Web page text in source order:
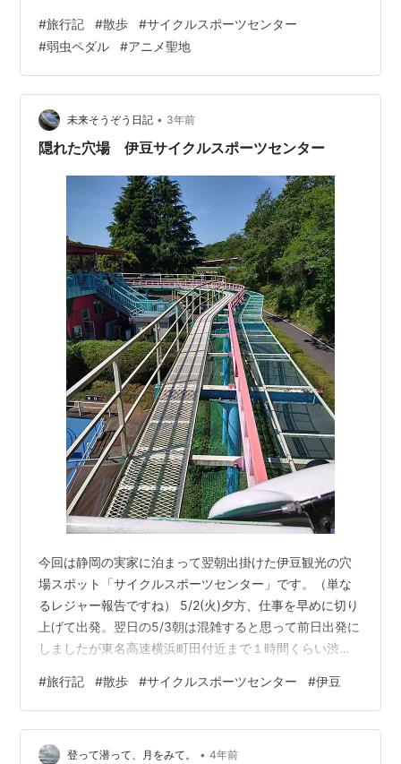
ても見れますが。 こちらはゴロリンエリア、屋内の休憩
所ですね。 靴を脱いでリラックス、ここで持ち込んだ弁
当を食べることができます。 アトラクションで疲れた体
をここで横になって休めるのは本当いいですね。 ５連休
初日の快晴日にこれだけしか人がいないのは少し寂しい
気もしますが、利用者はとして…
#旅行記 #散歩 #サイクルスポーツセンター
#弱虫ペダル #アニメ聖地
未来そうぞう日記 • 3年前
隠れた穴場 伊豆サイクルスポーツセンター
今回は静岡の実家に泊まって翌朝出掛けた伊豆観光の穴
場スポット「サイクルスポーツセンター」です。（単な
るレジャー報告ですね） 5/2(火)夕方、仕事を早めに切り
上げて出発。翌日の5/3朝は混雑すると思って前日出発に
しましたが東名高速横浜町田付近まで１時間くらい渋滞
ント。ペヤングは群馬県の会社ですが何故か静岡県の足
柄SAでイベントをやっていますね。 2018年の時のイベ
ントだとこんな写真スポットがありましたね。 ここ足柄
SAには足湯カフェとかありますが連休前とはいえ平日夕
#旅行記 #散歩 #サイクルスポーツセンター #伊豆
登って潜って、月をみて。 • 4年前